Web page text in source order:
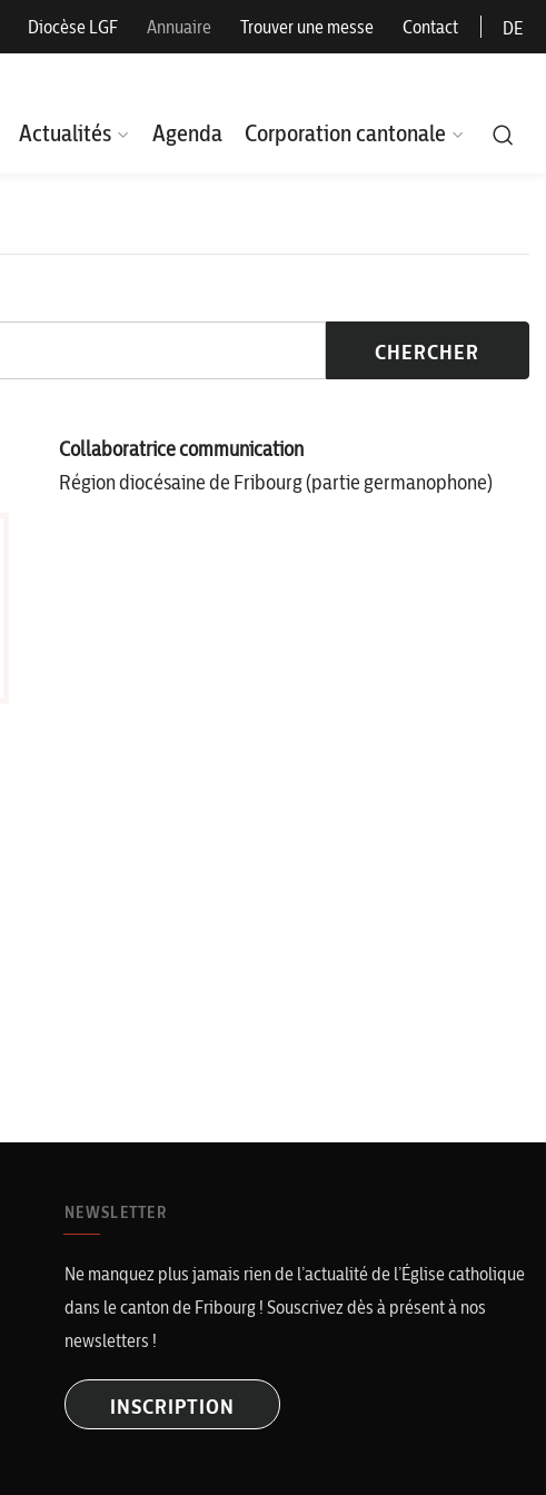
Diocèse LGF Annuaire Trouver une messe Contact DE
Actualités Agenda Corporation cantonale
CHERCHER
Collaboratrice communication
Région diocésaine de Fribourg (partie germanophone)
NEWSLETTER
Ne manquez plus jamais rien de l’actualité de l’Église catholique
dans le canton de Fribourg ! Souscrivez dès à présent à nos
newsletters !
INSCRIPTION